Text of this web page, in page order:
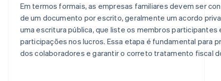
Em termos formais, as empresas familiares devem ser
de um documento por escrito, geralmente um acordo
uma escritura pública, que liste os membros participantes
participações nos lucros. Essa etapa é fundamental para
dos colaboradores e garantir o correto tratamento fiscal